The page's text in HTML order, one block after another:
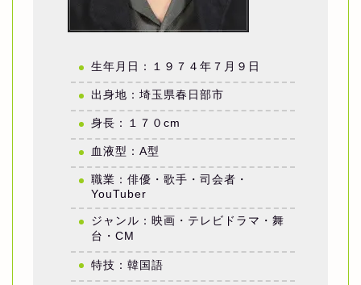
生年月日：１９７４年７月９日
出身地：埼玉県春日部市
身長：１７０cm
血液型：A型
職業：俳優・歌手・司会者・
YouTuber
ジャンル：映画・テレビドラマ・舞
台・CM
特技：韓国語